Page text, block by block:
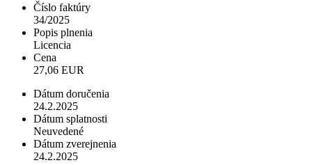
Číslo faktúry
34/2025
Popis plnenia
Licencia
Cena
27,06 EUR
Dátum doručenia
24.2.2025
Dátum splatnosti
Neuvedené
Dátum zverejnenia
24.2.2025